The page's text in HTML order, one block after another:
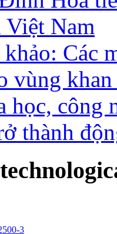
Nam
khảo: Các
vùng
học, công
thành